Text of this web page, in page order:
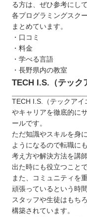
る方は、ぜひ参考にし
各プログラミングスク
まとめています。
・口コミ
・料金
・学べる言語
・長野県内の教室
TECH I.S.（テック
TECH I.S.（テックア
やキャリアを徹底的に
ールです。
ただ知識やスキルを身
ようになるので転職に
考え方や解決方法を講
出た時にも役立つこと
また、コミュニティを
頑張っているという時
スタッフや生徒はもち
構築されています。